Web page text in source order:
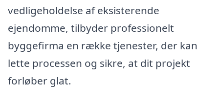
vedligeholdelse af eksisterende
ejendomme, tilbyder professionelt
byggefirma en række tjenester, der kan
lette processen og sikre, at dit projekt
forløber glat.